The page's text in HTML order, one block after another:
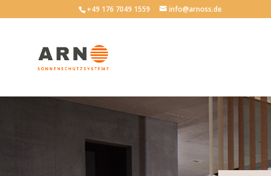
+49 176 7049 1559 info@arnoss.de